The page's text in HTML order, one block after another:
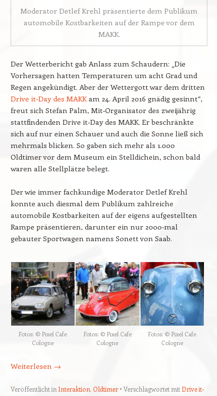
Moderator Detlef Krehl präsentierte dem Publikum
automobile Kostbarkeiten auf der Rampe vor dem
MAKK.
Der Wetterbericht gab Anlass zum Schaudern: „Die
Vorhersagen hatten Temperaturen um acht Grad und
Regen angekündigt. Aber der Wettergott war dem dritten
Drive it-Day des MAKKam 24. April 2016 gnädig gesinnt“,
freut sich Stefan Palm, Mit-Organisator des zweijährig
stattfindenden Drive it-Day des MAKK. Er beschränkte
sich auf nur einen Schauer und auch die Sonne ließ sich
mehrmals blicken. So gaben sich mehr als 1.000
Oldtimer vor dem Museum ein Stelldichein, schon bald
waren alle Stellplätze belegt.
Der wie immer fachkundige Moderator Detlef Krehl
konnte auch diesmal dem Publikum zahlreiche
automobile Kostbarkeiten auf der eigens aufgestellten
Rampe präsentieren, darunter ein nur 2000-mal
gebauter Sportwagen namens Sonett von Saab.
Fotos: © Pixel Cafe
Cologne
Fotos: © Pixel Cafe
Cologne
Fotos: © Pixel Cafe
Cologne
Weiterlesen →
Veröffentlicht in Interaktion, Oldtimer Verschlagwortet mitDrive it-